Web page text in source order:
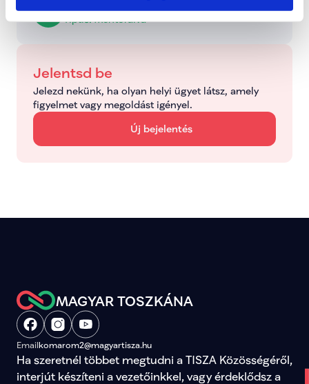
Típus: Mentorálva
Jelentsd be
Jelezd nekünk, ha olyan helyi ügyet látsz, amely
figyelmet vagy megoldást igényel.
Új bejelentés
MAGYAR TOSZKÁNA
Emailkomarom2@magyartisza.hu
Ha szeretnél többet megtudni a TISZA Közösségéről,
interjút készíteni a vezetőinkkel, vagy érdeklődsz a